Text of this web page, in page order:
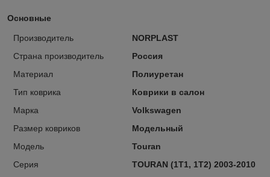
Основные
Производитель
NORPLAST
Страна производитель
Россия
Материал
Полиуретан
Тип коврика
Коврики в салон
Марка
Volkswagen
Размер ковриков
Модельный
Модель
Touran
Серия
TOURAN (1T1, 1T2) 2003-2010